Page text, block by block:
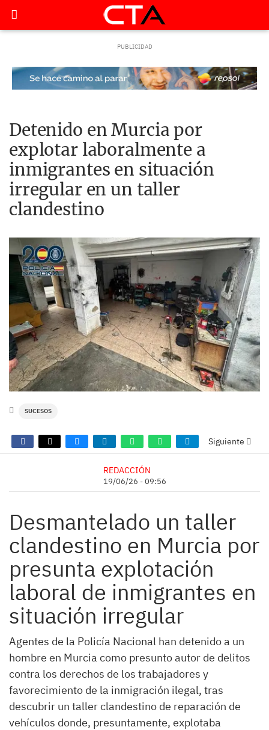
Detenido en Murcia por
explotar laboralmente a
inmigrantes en situación
irregular en un taller
clandestino
SUCESOS
Siguiente
REDACCIÓN
19/06/26 - 09:56
Desmantelado un taller
clandestino en Murcia por
presunta explotación
laboral de inmigrantes en
situación irregular
Agentes de la Policía Nacional han detenido a un
hombre en Murcia como presunto autor de delitos
contra los derechos de los trabajadores y
favorecimiento de la inmigración ilegal, tras
descubrir un taller clandestino de reparación de
vehículos donde, presuntamente, explotaba